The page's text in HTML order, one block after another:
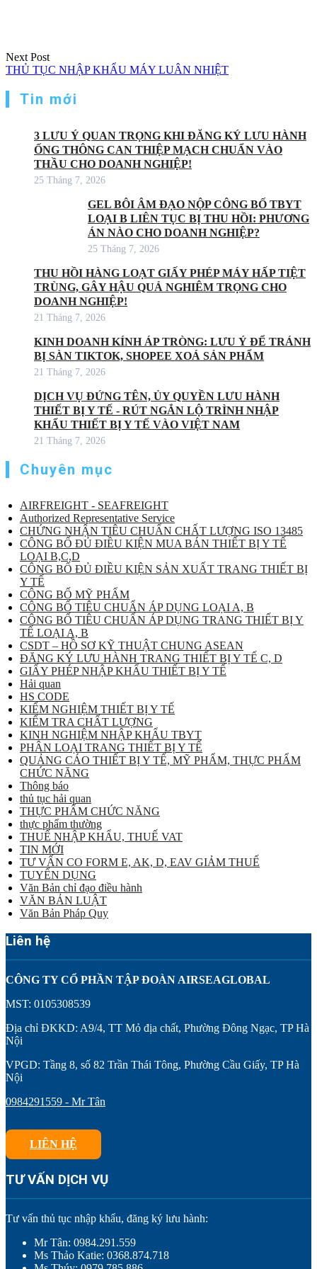
Next Post
THỦ TỤC NHẬP KHẨU MÁY LUÂN NHIỆT
Tin mới
3 LƯU Ý QUAN TRỌNG KHI ĐĂNG KÝ LƯU HÀNH
ỐNG THÔNG CAN THIỆP MẠCH CHUẨN VÀO
THẦU CHO DOANH NGHIỆP!
25 Tháng 7, 2026
GEL BÔI ÂM ĐẠO NỘP CÔNG BỐ TBYT
LOẠI B LIÊN TỤC BỊ THU HỒI: PHƯƠNG
ÁN NÀO CHO DOANH NGHIỆP?
25 Tháng 7, 2026
THU HỒI HÀNG LOẠT GIẤY PHÉP MÁY HẤP TIỆT
TRÙNG, GÂY HẬU QUẢ NGHIÊM TRỌNG CHO
DOANH NGHIỆP!
21 Tháng 7, 2026
KINH DOANH KÍNH ÁP TRÒNG: LƯU Ý ĐỂ TRÁNH
BỊ SÀN TIKTOK, SHOPEE XOÁ SẢN PHẨM
21 Tháng 7, 2026
DỊCH VỤ ĐỨNG TÊN, ỦY QUYỀN LƯU HÀNH
THIẾT BỊ Y TẾ - RÚT NGẮN LỘ TRÌNH NHẬP
KHẨU THIẾT BỊ Y TẾ VÀO VIỆT NAM
21 Tháng 7, 2026
Chuyên mục
AIRFREIGHT - SEAFREIGHT
Authorized Representative Service
CHỨNG NHẬN TIÊU CHUẨN CHẤT LƯỢNG ISO 13485
CÔNG BỐ ĐỦ ĐIỀU KIỆN MUA BÁN THIẾT BỊ Y TẾ
LOẠI B,C,D
CÔNG BỐ ĐỦ ĐIỀU KIỆN SẢN XUẤT TRANG THIẾT BỊ
Y TẾ
CÔNG BỐ MỸ PHẨM
CÔNG BỐ TIÊU CHUẨN ÁP DỤNG LOẠI A, B
CÔNG BỐ TIÊU CHUẨN ÁP DỤNG TRANG THIẾT BỊ Y
TẾ LOẠI A, B
CSDT – HỒ SƠ KỸ THUẬT CHUNG ASEAN
ĐĂNG KÝ LƯU HÀNH TRANG THIẾT BỊ Y TẾ C, D
GIẤY PHÉP NHẬP KHẨU THIẾT BỊ Y TẾ
Hải quan
HS CODE
KIỂM NGHIỆM THIẾT BỊ Y TẾ
KIỂM TRA CHẤT LƯỢNG
KINH NGHIỆM NHẬP KHẨU TBYT
PHÂN LOẠI TRANG THIẾT BỊ Y TẾ
QUẢNG CÁO THIẾT BỊ Y TẾ, MỸ PHẨM, THỰC PHẨM
CHỨC NĂNG
Thông báo
thủ tục hải quan
THỰC PHẨM CHỨC NĂNG
thực phẩm thường
THUẾ NHẬP KHẨU, THUẾ VAT
TIN MỚI
TƯ VẤN CO FORM E, AK, D, EAV GIẢM THUẾ
TUYỂN DỤNG
Văn Bản chỉ đạo điều hành
VĂN BẢN LUẬT
Văn Bản Pháp Quy
Liên hệ
CÔNG TY CỔ PHẦN TẬP ĐOÀN AIRSEAGLOBAL
MST: 0105308539
Địa chỉ ĐKKD: A9/4, TT Mỏ địa chất, Phường Đông Ngạc, TP Hà
Nội
VPGD: Tầng 8, số 82 Trần Thái Tông, Phường Cầu Giấy, TP Hà
Nội
0984291559 - Mr Tân
LIÊN HỆ
TƯ VẤN DỊCH VỤ
Tư vấn thủ tục nhập khẩu, đăng ký lưu hành:
Mr Tân: 0984.291.559
Ms Thảo Katie: 0368.874.718